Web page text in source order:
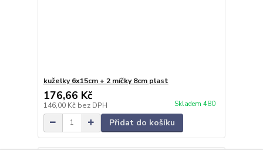
kuželky 6x15cm + 2 míčky 8cm plast
176,66 Kč
146,00 Kč bez DPH Skladem 480
Přidat do košíku